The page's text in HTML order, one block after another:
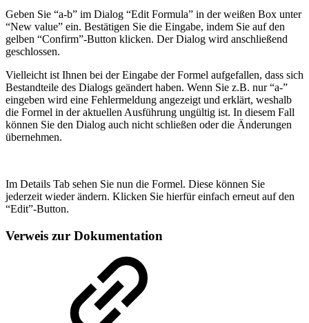
Geben Sie “a-b” im Dialog “Edit Formula” in der weißen Box unter
“New value” ein. Bestätigen Sie die Eingabe, indem Sie auf den
gelben “Confirm”-Button klicken. Der Dialog wird anschließend
geschlossen.
Vielleicht ist Ihnen bei der Eingabe der Formel aufgefallen, dass sich
Bestandteile des Dialogs geändert haben. Wenn Sie z.B. nur “a-”
eingeben wird eine Fehlermeldung angezeigt und erklärt, weshalb
die Formel in der aktuellen Ausführung ungültig ist. In diesem Fall
können Sie den Dialog auch nicht schließen oder die Änderungen
übernehmen.
Im Details Tab sehen Sie nun die Formel. Diese können Sie
jederzeit wieder ändern. Klicken Sie hierfür einfach erneut auf den
“Edit”-Button.
Verweis zur Dokumentation